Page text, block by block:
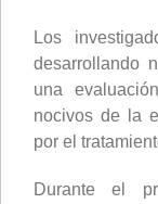
Los
desarrollando
una
nocivos de la
por el
Durante el